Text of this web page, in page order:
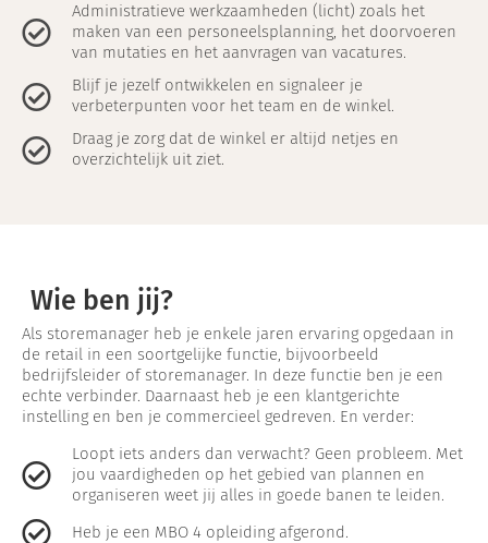
Administratieve werkzaamheden (licht) zoals het
maken van een personeelsplanning, het doorvoeren
van mutaties en het aanvragen van vacatures.
Blijf je jezelf ontwikkelen en signaleer je
verbeterpunten voor het team en de winkel.
Draag je zorg dat de winkel er altijd netjes en
overzichtelijk uit ziet.
Wie ben jij?
Als storemanager heb je enkele jaren ervaring opgedaan in
de retail in een soortgelijke functie, bijvoorbeeld
bedrijfsleider of storemanager. In deze functie ben je een
echte verbinder. Daarnaast heb je een klantgerichte
instelling en ben je commercieel gedreven. En verder:
Loopt iets anders dan verwacht? Geen probleem. Met
jou vaardigheden op het gebied van plannen en
organiseren weet jij alles in goede banen te leiden.
Heb je een MBO 4 opleiding afgerond.